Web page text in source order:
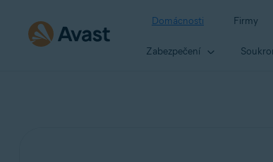
Domácnosti Firmy
Zabezpečení